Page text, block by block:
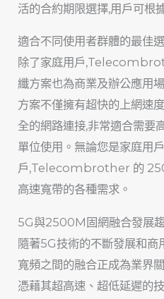
活的合約期限選擇,用戶可根
適合不同使用者群體的最佳
除了家庭用戶
纖方案也為商業及辦公應用
方案不僅擁有超快的上網速
全的網路連接,非常適合需要
單位使用。無論您是家庭用
戶,Telecombrother 的
高速寬帶的各種需求。
5G與2500M固網融合發展
隨著5G技術的不斷發展和商
寬頻之間的融合正成為業界
憑藉其超高速、超低延遲的